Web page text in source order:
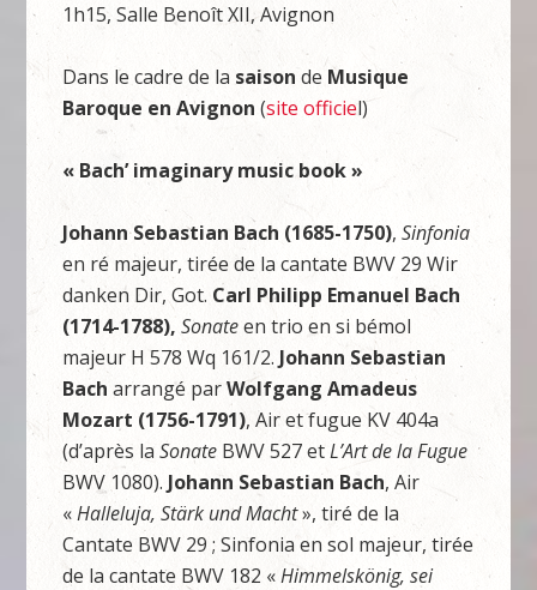
1h15, Salle Benoît XII, Avignon
Dans le cadre de la saison de Musique
Baroque en Avignon (site officiel)
« Bach’ imaginary music book »
Johann Sebastian Bach (1685-1750),Sinfonia
en ré majeur, tirée de la cantate BWV 29 Wir
danken Dir, Got. Carl Philipp Emanuel Bach
(1714-1788),Sonateen trio en si bémol
majeur H 578 Wq 161/2. Johann Sebastian
Bacharrangé parWolfgang Amadeus
Mozart (1756-1791), Air et fugue KV 404a
(d’après laSonate BWV 527 etL’Art de la Fugue
BWV 1080). Johann Sebastian Bach, Air
«Halleluja, Stärk und Macht», tiré de la
Cantate BWV 29 ; Sinfonia en sol majeur, tirée
de la cantate BWV 182 «Himmelskönig, sei